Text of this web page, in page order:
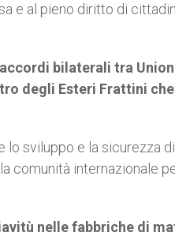
e al pieno diritto di
bilaterali tra
degli Esteri Frattini
sviluppo e la sicurezza
comunità internazionale
nelle fabbriche di